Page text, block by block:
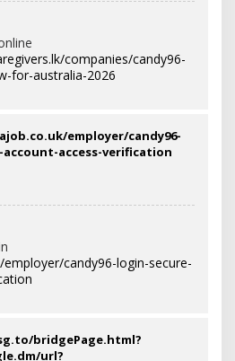
companies/candy96-
for-australia-2026
employer/candy96-
access-verification
candy96-login-secure-
bridgePage.html?
url?